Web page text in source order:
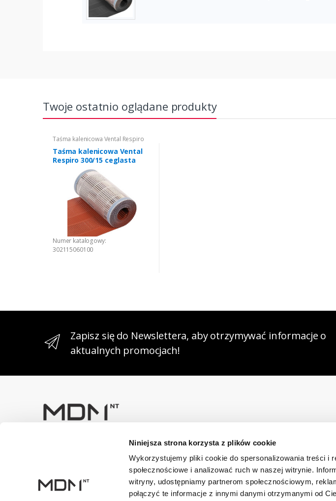
Niniejsza strona korzysta z plików cookie
Wykorzystujemy pliki cookie do spersonalizowania treści i
społecznościowe i analizować ruch w naszej witrynie.
witryny, udostępniamy partnerom społecznościowym,
połączyć te informacje z innymi danymi otrzymanymi od
Twoje ostatnio oglądane produkty
Taśma kalenicowa Vental Respiro
Taśma kalenicowa Vental
Respiro 300/15 ceglasta
Numer katalogowy:
302115060100
Zapisz się do Newslettera, aby otrzymywać informacje o
aktualnych promocjach!
Masz pytania? Skontaktuj się z
+48 33 47 94 400
Nasz adres e-mail
dok@mdmnt.com
Dane kontaktowe